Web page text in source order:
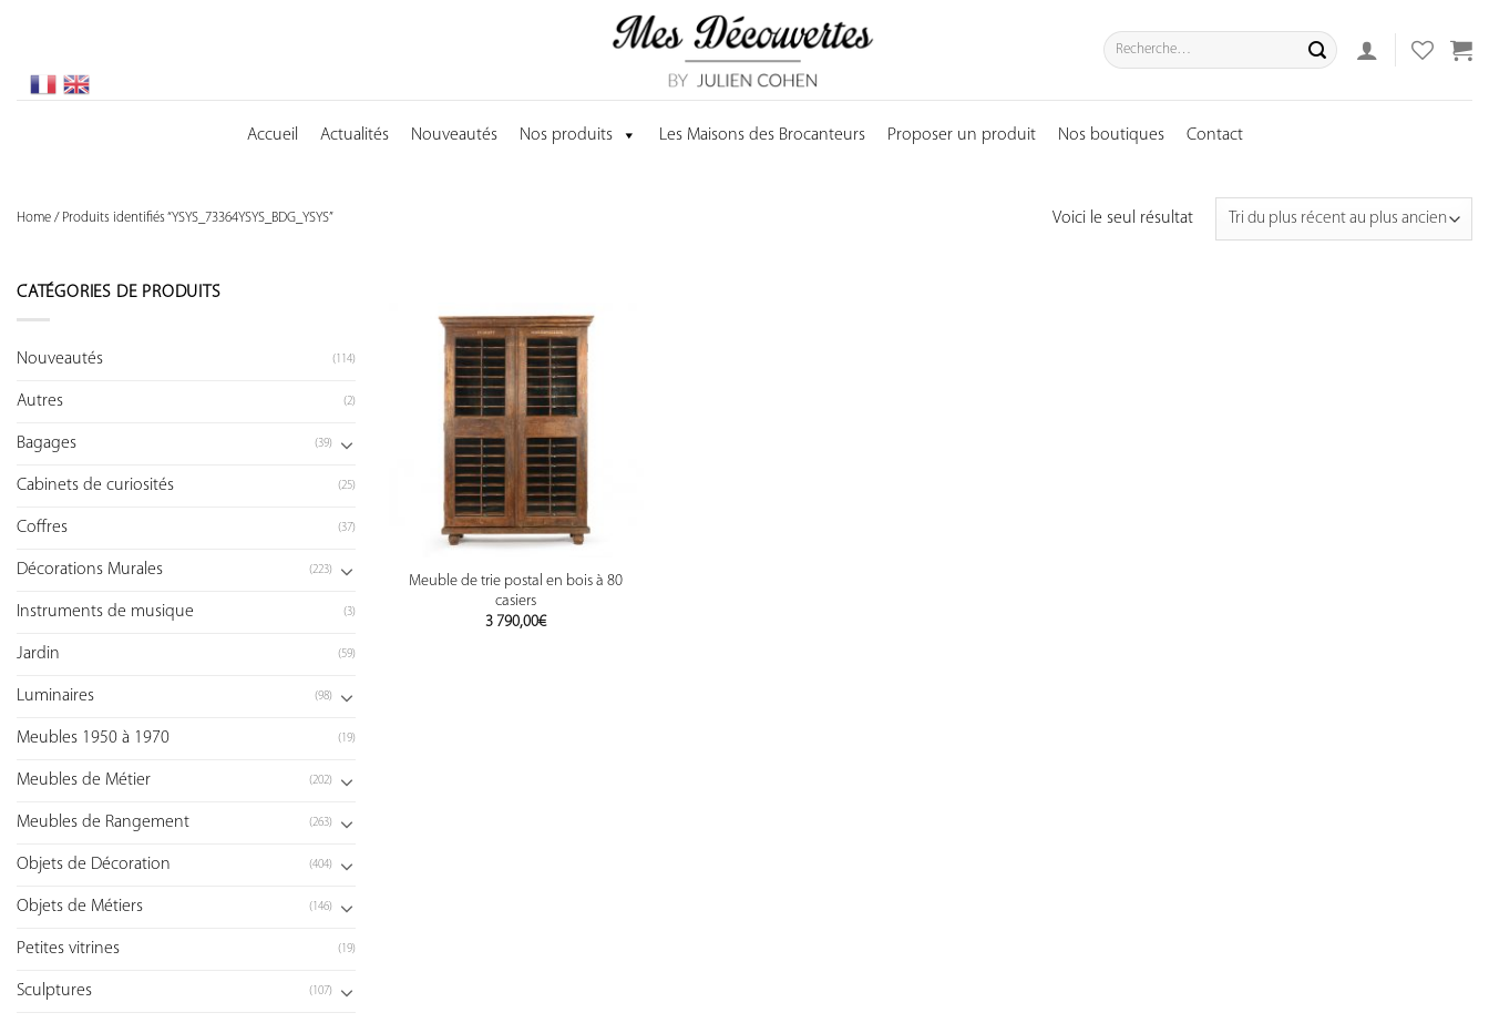
Recherche
pour :
Accueil Actualités Nouveautés Nos produits Les Maisons des Brocanteurs Proposer un produit Nos boutiques Contact
Home / Produits identifiés “YSYS_73364YSYS_BDG_YSYS” Voici le seul résultat
CATÉGORIES DE PRODUITS
Nouveautés (114)
Autres (2)
Bagages (39)
Cabinets de curiosités (25)
Coffres (37)
Décorations Murales (223)
Instruments de musique (3)
Jardin (59)
Luminaires (98)
Meubles 1950 à 1970 (19)
Meubles de Métier (202)
Meubles de Rangement (263)
Objets de Décoration (404)
Objets de Métiers (146)
Petites vitrines (19)
Sculptures (107)
Meuble de trie postal en bois à 80
casiers
3 790,00€